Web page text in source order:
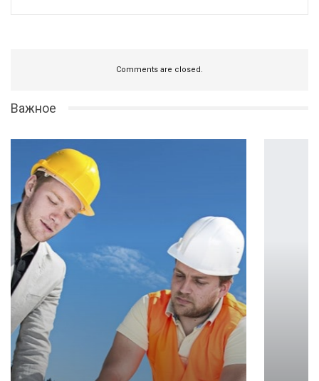
Comments are closed.
Важное